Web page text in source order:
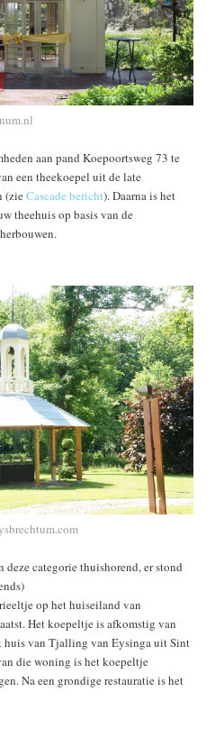
aan pand Koepoortsweg 73 te
een theekoepel uit de late
(zieCascade bericht). Daarna is het
theehuis op basis van de
categorie thuishorend, er stond
op het huiseiland van
Het koepeltje is afkomstig van
huis van Tjalling van Eysinga uit Sint
die woning is het koepeltje
Na een grondige restauratie is het